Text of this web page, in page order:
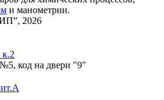
и манометрии.
2026
код на двери "9"